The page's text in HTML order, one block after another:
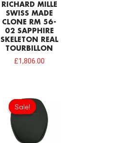
RICHARD MILLE
SWISS MADE
CLONE RM 56-
02 SAPPHIRE
SKELETON REAL
TOURBILLON
£1,806.00
Sale!
Sale!
price
was:
£430.00.